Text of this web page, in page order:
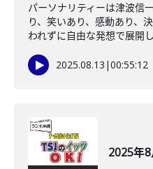
パーソナリティーは津波信
り、笑いあり、感動あり、
われずに自由な発想で展開
2025.08.13 |00:55:12
2025年